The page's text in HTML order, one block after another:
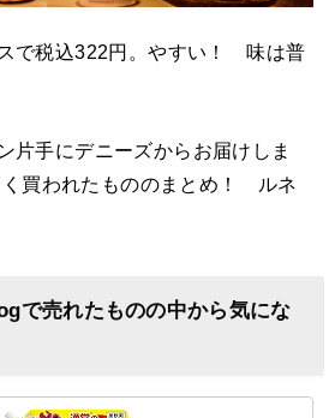
で税込322円。やすい！ 味は普
片手にデニーズからお届けしま
買われたもののまとめ！ ルネ
で売れたものの中から気にな